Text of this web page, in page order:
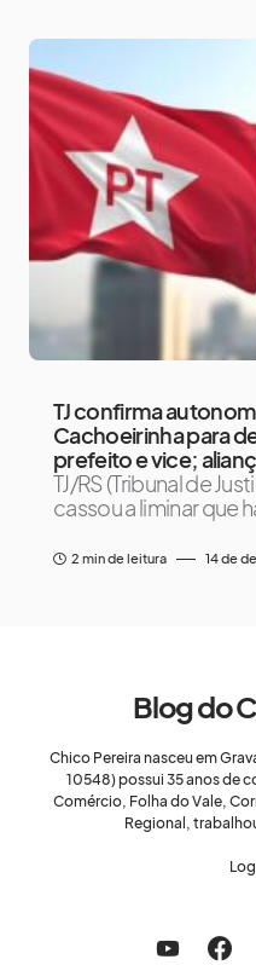
TJ confirma
Cachoeirinha para
prefeito e vice;
TJ/RS (Tribunal de
cassou a liminar que
2 min de leitura 14 de
Blog do
Chico Pereira nasceu em
10548) possui 35 anos de
Comércio, Folha do Vale,
Regional,